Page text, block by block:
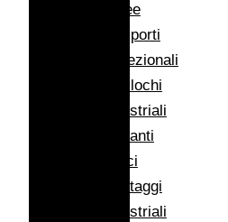
Aeree
Trasporti
Eccezionali
Traslochi
Industriali
Impianti
Eolici
Montaggi
Industriali